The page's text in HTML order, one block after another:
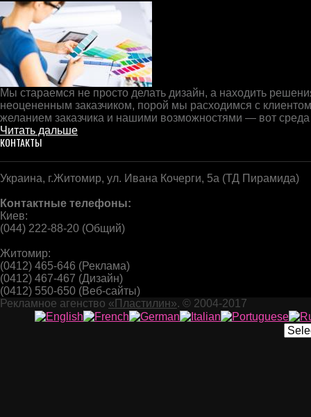
Мы стараемся не просто делать дизайн, а находить
неоцененным заказчиком, порой мы расходимся с
желанием заказчика и нашими возможностями — вот
Читать дальше
КОНТАКТЫ
Украина, г.Житомир, ул. Ивана Кочерги, 5а (ТД Пирамида)
Контактные телефоны:
Киев:
(044) 222-88-20 (Общий)
Житомир:
(0412) 465-646 (Реклама)
(0412) 467-467 (Дизайн)
(0412) 550-650 (Веб-сайты)
Рекламное агенство «Пластилин». © 2004-2017